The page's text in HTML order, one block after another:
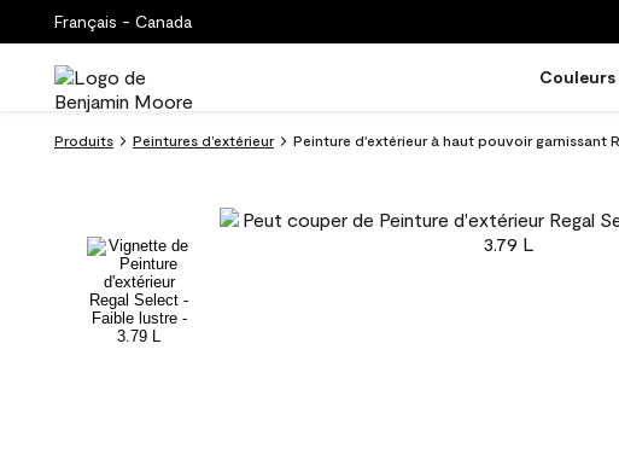
Français - Canada
Produits Peintures d’extérieur Peinture d'extérieur à haut pouvoir garnissant